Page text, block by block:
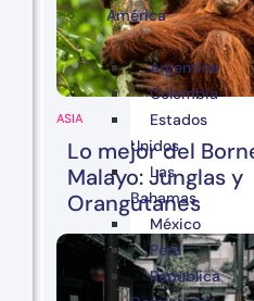
ASIA
Lo mejor del
Malayo: Junglas y
Orangutanes
América
Argentina
Colombia
Estados
Unidos
Las
Bahamas
México
Perú
República